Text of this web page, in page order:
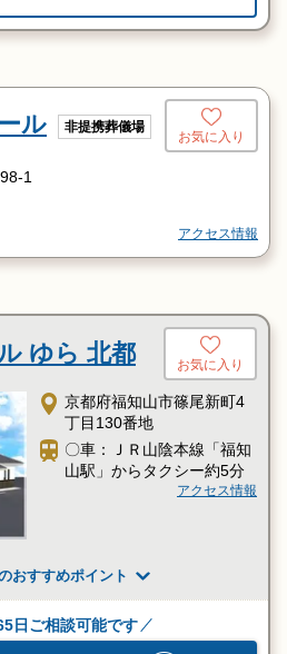
ル 非提携葬儀場
お気に入り
1
アクセス情報
ゆら 北都 お気に入り
京都府福知山市篠尾新町4
丁目130番地
〇車：ＪＲ山陰本線「福知
山駅」からタクシー約5分
アクセス情報
おすすめポイント
日ご相談可能です